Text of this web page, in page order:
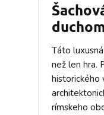
Táto
než len hra.
historického
rímskeho